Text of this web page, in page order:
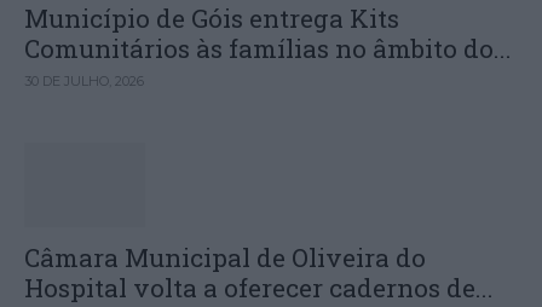
Município de Góis entrega Kits
Comunitários às famílias no âmbito do...
30 DE JULHO, 2026
Câmara Municipal de Oliveira do
Hospital volta a oferecer cadernos de...